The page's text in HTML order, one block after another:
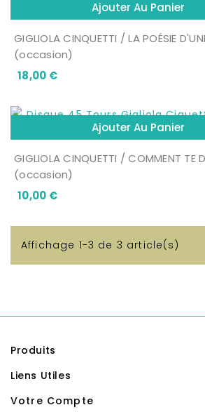
Ajouter Au Panier
GIGLIOLA CINQUETTI / LA POÉSIE
(occasion)
18,00 €Prix
Ajouter Au Panier
GIGLIOLA CINQUETTI / COMMENT TE
(occasion)
10,00 €Prix
Affichage 1-3 de 3 article(s)
Produits
Liens Utiles
Votre Compte